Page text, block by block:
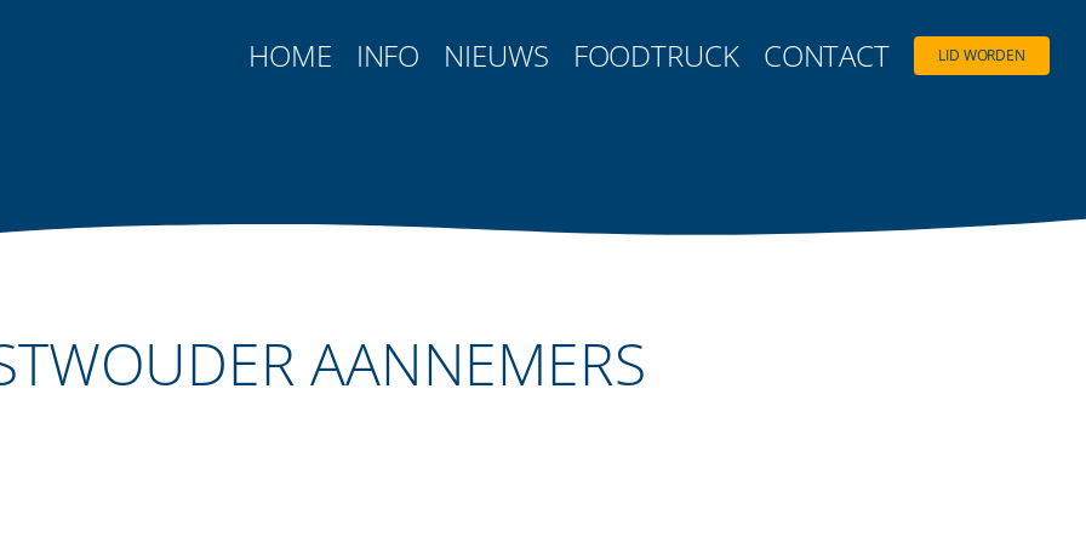
HOME INFO NIEUWS FOODTRUCK CONTACT LID WORDEN
AANNEMERS